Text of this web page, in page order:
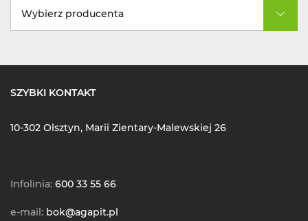
Wybierz producenta
SZYBKI KONTAKT
10-302 Olsztyn, Marii Zientary-Malewskiej 26
Infolinia: 600 33 55 66
e-mail: bok@agapit.pl